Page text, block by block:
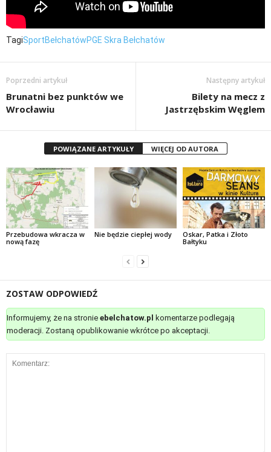
TagiSportBełchatówPGE Skra Bełchatów
Poprzedni artykuł
Brunatni bez punktów we
Wrocławiu
Następny artykuł
Bilety na mecz z
Jastrzębskim Węglem
POWIĄZANE ARTYKUŁY WIĘCEJ OD AUTORA
Przebudowa wkracza w
nową fazę
Nie będzie ciepłej wody
Oskar, Patka i Złoto
Bałtyku
ZOSTAW ODPOWIEDŹ
Informujemy, że na stronie ebelchatow.pl
komentarze podlegają
moderacji. Zostaną opublikowanie wkrótce po akceptacji.